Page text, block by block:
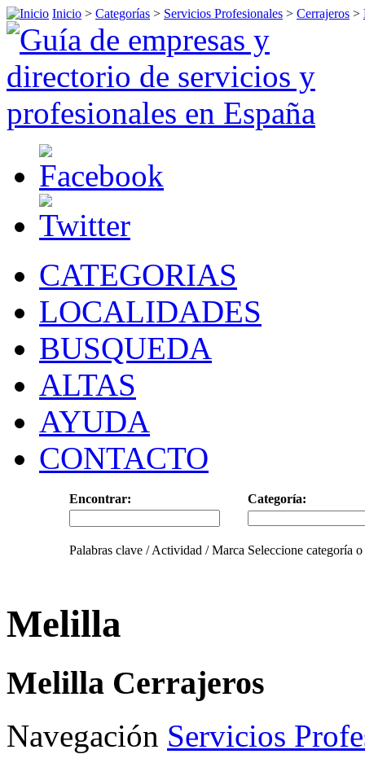
Inicio > Categorías > Servicios Profesionales > Cerrajeros >
CATEGORIAS
LOCALIDADES
BUSQUEDA
ALTAS
AYUDA
CONTACTO
Encontrar: Categoría:
Palabras clave / Actividad / Marca Seleccione categoría
Melilla
Melilla Cerrajeros
Navegación Servicios